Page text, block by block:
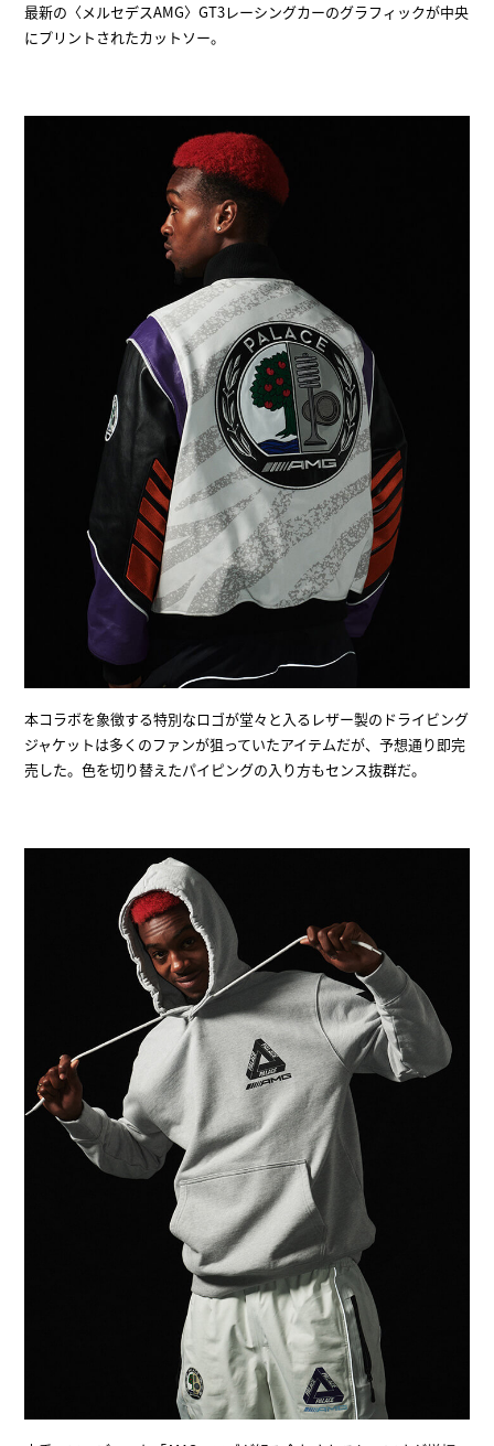
最新の〈メルセデスAMG〉GT3レーシングカーのグラフィックが中央
にプリントされたカットソー。
本コラボを象徴する特別なロゴが堂々と入るレザー製のドライビング
ジャケットは多くのファンが狙っていたアイテムだが、予想通り即完
売した。色を切り替えたパイピングの入り方もセンス抜群だ。